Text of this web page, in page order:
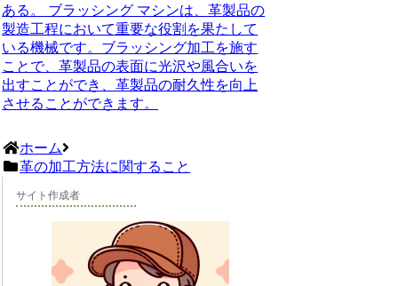
ある。 ブラッシング マシンは、革製品の
製造工程において重要な役割を果たして
いる機械です。ブラッシング加工を施す
ことで、革製品の表面に光沢や風合いを
出すことができ、革製品の耐久性を向上
させることができます。
ホーム
革の加工方法に関すること
サイト作成者